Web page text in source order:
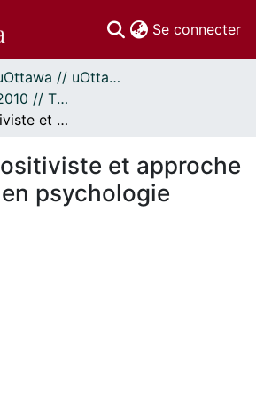
Se connecter
Thèses uOttawa // uOttawa Theses
Thèses, 1910 - 2010 // Theses, 1910 - 2010
Approche positiviste et approche dialectique en psychologie sociale.
et approche
psychologie